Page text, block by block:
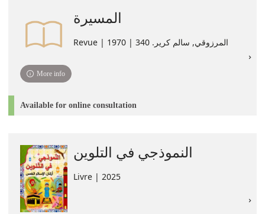
المسيرة
Revue | المرزوقي, سالم كرير. 340 | 1970
More info
Available for online consultation
النموذجي في التلوين
Livre | 2025